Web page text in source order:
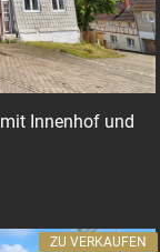
Innenhof und
ZU VERKAUFEN